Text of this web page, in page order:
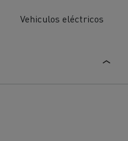
Vehiculos eléctricos